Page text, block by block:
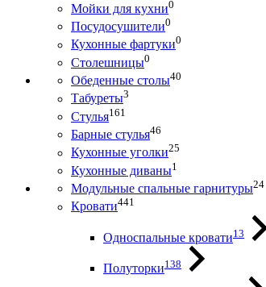
Мойки для кухни0
Посудосушители0
Кухонные фартуки0
Столешницы0
Обеденные столы40
Табуреты3
Стулья161
Барные стулья46
Кухонные уголки25
Кухонные диваны1
Модульные спальные гарнитуры24
Кровати441
Односпальные кровати13
Полуторки138